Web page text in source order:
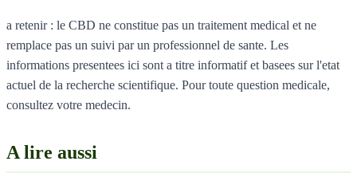
a retenir : le CBD ne constitue pas un traitement medical et ne
remplace pas un suivi par un professionnel de sante. Les
informations presentees ici sont a titre informatif et basees sur l'etat
actuel de la recherche scientifique. Pour toute question medicale,
consultez votre medecin.
A lire aussi